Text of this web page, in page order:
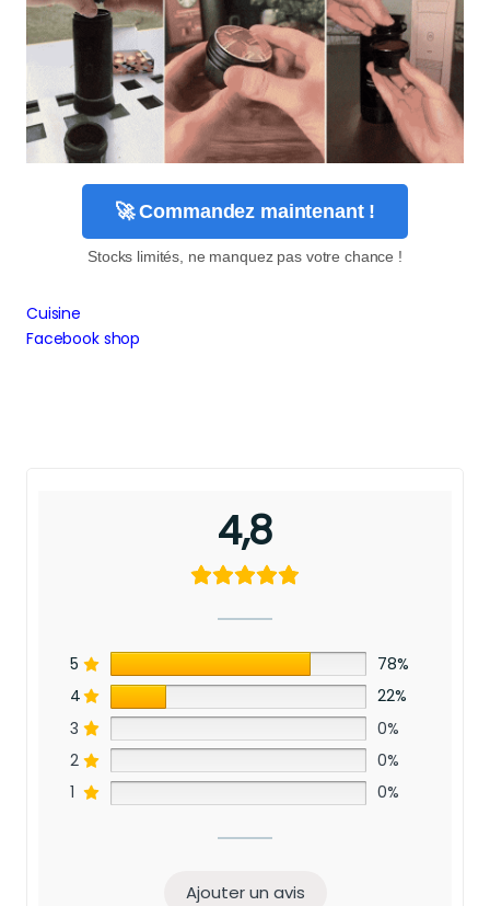
🚀 Commandez maintenant !
Stocks limités, ne manquez pas votre chance !
Cuisine
Facebook shop
4,8
5
78%
4
22%
3
0%
2
0%
1
0%
Ajouter un avis